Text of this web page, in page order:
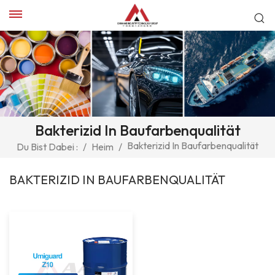
Bakterizid In Baufarbenqualität
Du Bist Dabei : / Heim / Bakterizid In Baufarbenqualität
BAKTERIZID IN BAUFARBENQUALITÄT